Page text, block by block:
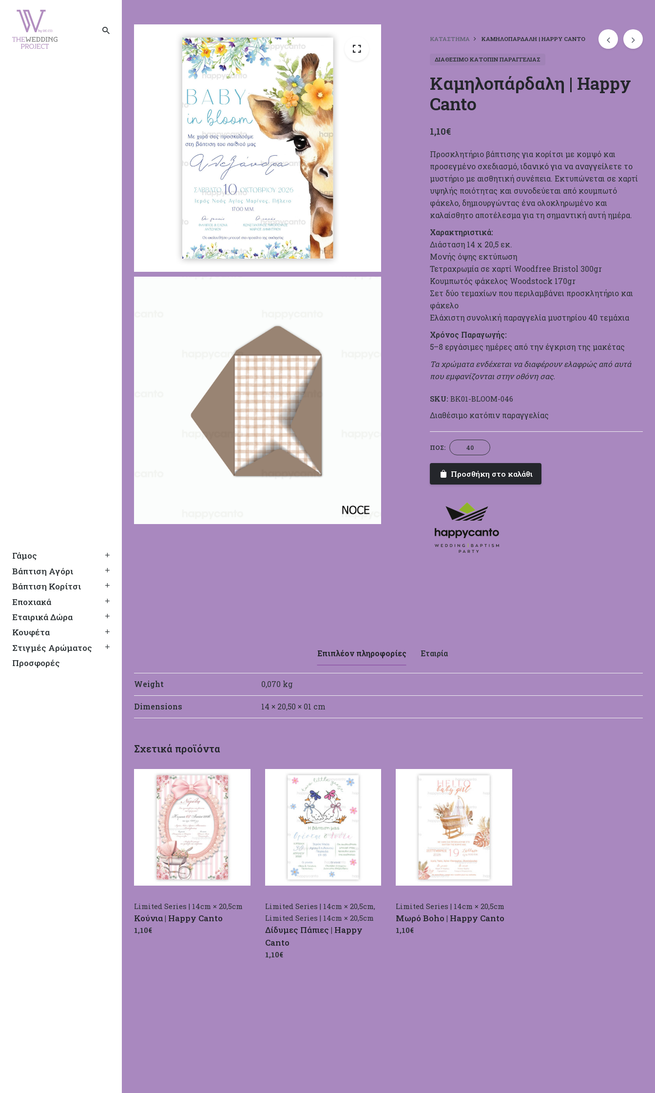
Γάμος
Βάπτιση Αγόρι
Βάπτιση Κορίτσι
Εποχιακά
Εταιρικά Δώρα
Κουφέτα
Στιγμές Αρώματος
Προσφορές
ΚΑΤΆΣΤΗΜΑ ΚΑΜΗΛΟΠΆΡΔΑΛΗ | HAPPY CANTO
ΔΙΑΘΈΣΙΜΟ ΚΑΤΌΠΙΝ ΠΑΡΑΓΓΕΛΊΑΣ
Καμηλοπάρδαλη | Happy
Canto
1,10€
Προσκλητήριο βάπτισης για κορίτσι με κομψό και
προσεγμένο σχεδιασμό, ιδανικό για να αναγγείλετε το
μυστήριο με αισθητική συνέπεια. Εκτυπώνεται σε χαρτί
υψηλής ποιότητας και συνοδεύεται από κουμπωτό
φάκελο, δημιουργώντας ένα ολοκληρωμένο και
καλαίσθητο αποτέλεσμα για τη σημαντική αυτή ημέρα.
Χαρακτηριστικά:
Διάσταση 14 x 20,5 εκ.
Μονής όψης εκτύπωση
Τετραχρωμία σε χαρτί Woodfree Bristol 300gr
Κουμπωτός φάκελος Woodstock 170gr
Σετ δύο τεμαχίων που περιλαμβάνει προσκλητήριο και
φάκελο
Ελάχιστη συνολική παραγγελία μυστηρίου 40 τεμάχια
Χρόνος Παραγωγής:
5–8 εργάσιμες ημέρες από την έγκριση της μακέτας
Τα χρώματα ενδέχεται να διαφέρουν ελαφρώς από αυτά
που εμφανίζονται στην οθόνη σας.
SKU: BK01-BLOOM-046
Διαθέσιμο κατόπιν παραγγελίας
ΠΟΣ: Καμηλοπάρδαλη
Happy
Canto
Προσθήκη στο καλάθι
Επιπλέον πληροφορίες Εταιρία
Weight 0,070 kg
Dimensions 14 × 20,50 × 01 cm
Σχετικά προϊόντα
Limited Series | 14cm × 20,5cm
Κούνια | Happy Canto
1,10€
Limited Series | 14cm × 20,5cm,
Limited Series | 14cm × 20,5cm
Δίδυμες Πάπιες | Happy
Canto
1,10€
Limited Series | 14cm × 20,5cm
Μωρό Boho | Happy Canto
1,10€